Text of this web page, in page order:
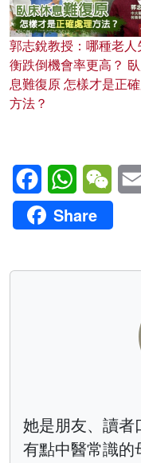
郭志銳教授：哪種老人
衡跌倒機會率更高？
息難復原 怎樣才是正
方法？
FacebookWhatsApp
Share
她是朋友、讀者
有點中醫常識的